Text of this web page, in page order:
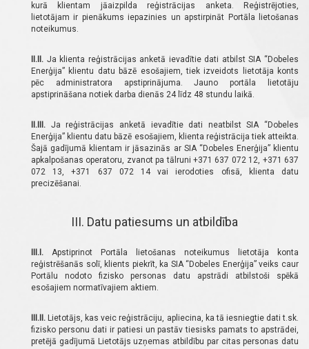
kurā klientam jāaizpilda reģistrācijas anketa. Reģistrējoties,
lietotājam ir pienākums iepazinies un apstirpināt Portāla lietošanas
noteikumus.
II.II. Ja klienta reģistrācijas anketā ievadītie dati atbilst SIA “Dobeles
Enerģija” klientu datu bāzē esošajiem, tiek izveidots lietotāja konts
pēc administratora apstiprinājuma. Jauno portāla lietotāju
apstiprināšana notiek darba dienās 24 līdz 48 stundu laikā.
II.III. Ja reģistrācijas anketā ievadītie dati neatbilst SIA “Dobeles
Enerģija” klientu datu bāzē esošajiem, klienta reģistrācija tiek atteikta.
Šajā gadījumā klientam ir jāsazinās ar SIA “Dobeles Enerģija” klientu
apkalpošanas operatoru, zvanot pa tālruni +371 637 072 12, +371 637
072 13, +371 637 072 14 vai ierodoties ofisā, klienta datu
precizēšanai.
III. Datu patiesums un atbildība
III.I. Apstiprinot Portāla lietošanas noteikumus lietotāja konta
reģistrēšanās solī, klients piekrīt, ka SIA “Dobeles Enerģija” veiks caur
Portālu nodoto fizisko personas datu apstrādi atbilstoši spēkā
esošajiem normatīvajiem aktiem.
III.II. Lietotājs, kas veic reģistrāciju, apliecina, ka tā iesniegtie dati t.sk.
fizisko personu dati ir patiesi un pastāv tiesisks pamats to apstrādei,
pretējā gadījumā Lietotājs uzņemas atbildību par citas personas datu